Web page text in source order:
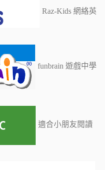
Raz-Kids 網絡英
funbrain 遊戲中學
適合小朋友閱讀